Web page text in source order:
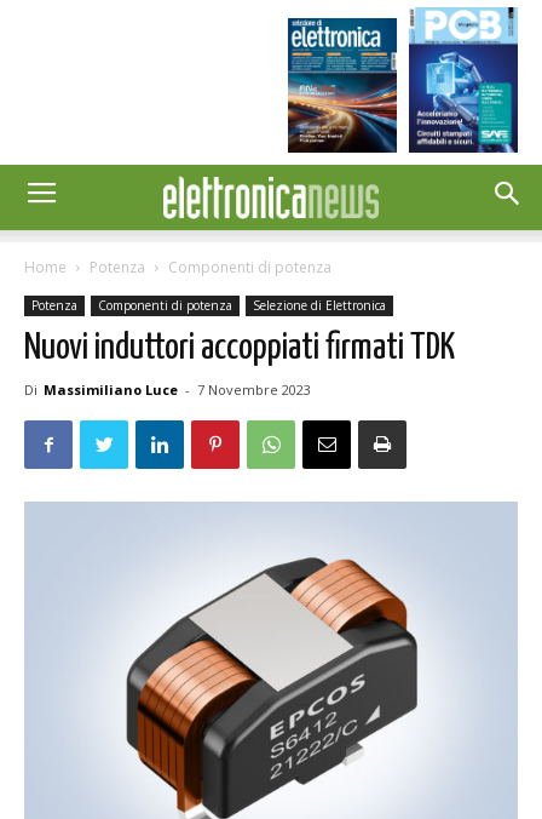
Home Potenza Componenti di potenza
Potenza Componenti di potenza Selezione di Elettronica
Nuovi induttori accoppiati firmati TDK
Di Massimiliano Luce - 7 Novembre 2023